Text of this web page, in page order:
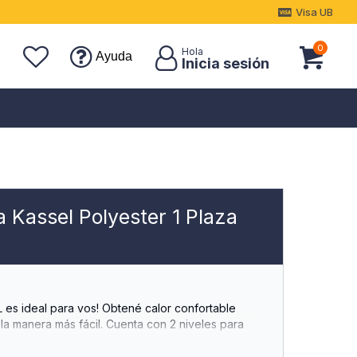
Ayuda
0
Visa UB
Kassel Polyester 1 Plaza
es ideal para vos! Obtené calor confortable
manera más fácil. Cuenta con 2 niveles para
control independiente, disfruta del mejor